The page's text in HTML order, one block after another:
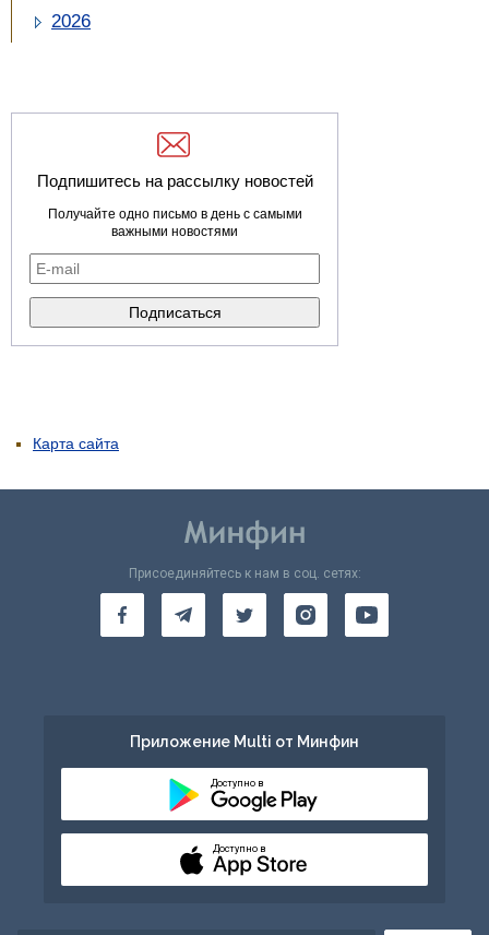
2026
Подпишитесь на рассылку новостей
Получайте одно письмо в день с самыми
важными новостями
Карта сайта
Присоединяйтесь к нам в соц. сетях:
Приложение Multi от Минфин
Доступно в
Доступно в